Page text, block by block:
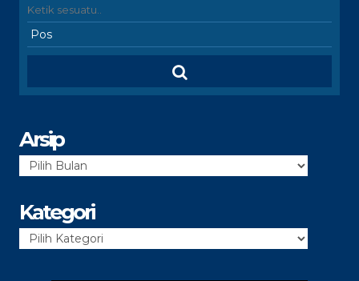
Arsip
Arsip
Kategori
Kategori